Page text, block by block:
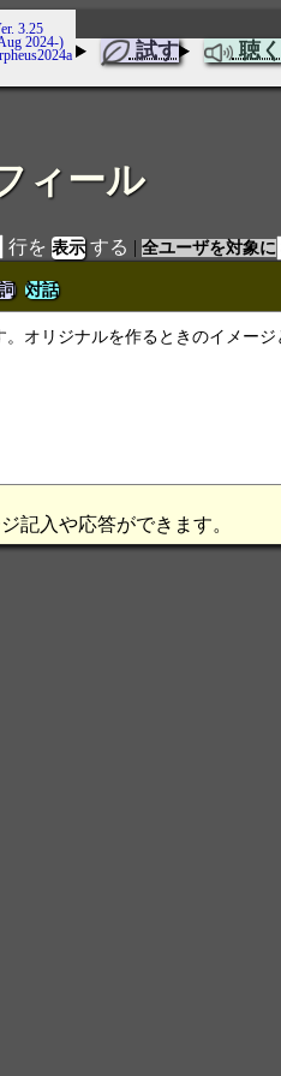
3.25
2024-) 試す 聴く
ィール
行を する | 全ユーザを対象に
対話
オリジナルを作るときのイメー
記入や応答ができます。